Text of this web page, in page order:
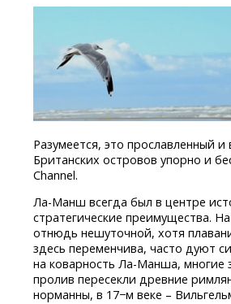
Разумеется, это прославленный
Британских островов упорно и
Channel.
Ла-Манш всегда был в центре
стратегические преимущества.
отнюдь нешуточной, хотя
здесь переменчива, часто дуют
на коварностьЛа-Манша, многие
пролив пересекли древние
норманны, в 17−м веке –